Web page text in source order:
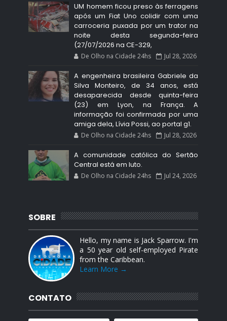
UM homem ficou preso às ferragens
após um Fiat Uno colidir com uma
carroceria puxada por um trator na
noite desta segunda-feira
(27/07/2026 na CE-329,
De Olho na Cidade 24hs Jul 28, 2026
A engenheira brasileira Gabriele da
Silva Monteiro, de 34 anos, está
desaparecida desde quinta-feira
(23) em Lyon, na França. A
informação foi confirmada por uma
amiga dela, Lívia Possi, ao portal g1.
De Olho na Cidade 24hs Jul 28, 2026
A comunidade católica do Sertão
Central está em luto.
De Olho na Cidade 24hs Jul 24, 2026
SOBRE
Hello, my name is Jack Sparrow. I'm
a 50 year old self-employed Pirate
from the Caribbean.
Learn More →
CONTATO